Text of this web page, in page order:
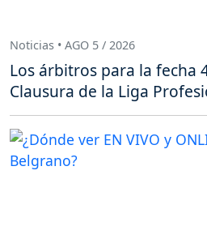
Noticias • AGO 5 / 2026
Los árbitros para la fecha
Clausura de la Liga